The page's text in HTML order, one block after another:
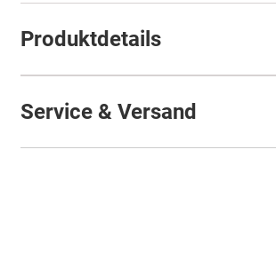
Produktdetails
Service & Versand